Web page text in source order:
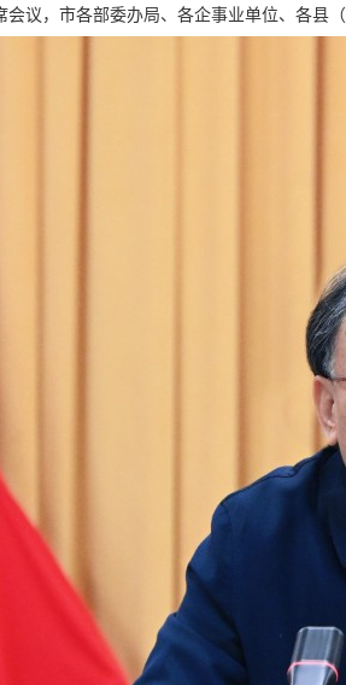
议，市各部委办局、各企事业单位、各县